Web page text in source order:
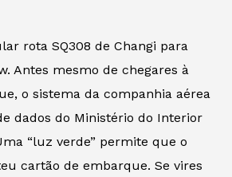
rota SQ308 de Changi para
Antes mesmo de chegares à
o sistema da companhia aérea
dados do Ministério do Interior
“luz verde” permite que o
cartão de embarque. Se vires